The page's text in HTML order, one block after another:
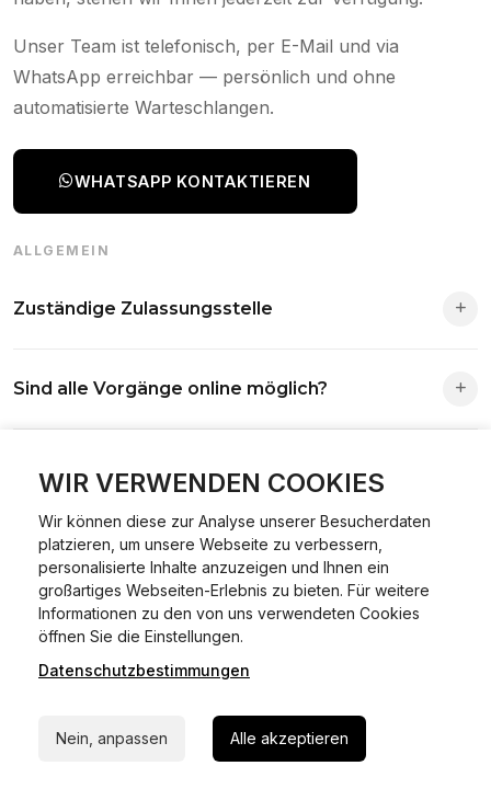
WIR VERWENDEN COOKIES
Wir können diese zur Analyse unserer Besucherdaten
platzieren, um unsere Webseite zu verbessern,
personalisierte Inhalte anzuzeigen und Ihnen ein
großartiges Webseiten-Erlebnis zu bieten. Für weitere
Informationen zu den von uns verwendeten Cookies
öffnen Sie die Einstellungen.
Datenschutzbestimmungen
Nein, anpassen Alle akzeptieren
Unser Team ist telefonisch, per E-Mail und via
WhatsApp erreichbar — persönlich und ohne
automatisierte Warteschlangen.
WHATSAPP KONTAKTIEREN
ALLGEMEIN
Zuständige Zulassungsstelle
Antrag wird automatisch an die richtige Stelle weitergeleitet.
Sind alle Vorgänge online möglich?
Abmeldungen für Fahrzeuge mit Erstzulassung vor dem
Was ist Online Kfz-Zulassung?
Ein Internetverfahren, mit dem du Fahrzeuge anmelden,
ummelden oder abmelden kannst – inklusive Dateneingabe,
Dokumentprüfung und Bezahlung.
Welche Vorteile gibt es?
Zeitersparnis, flexible Durchführung, kein Besuch der
Behörde notwendig.
Welche Unterlagen werden benötigt?
Fahrzeugbrief, Fahrzeugschein, Ausweis oder Reisepass,
Versicherungsnachweis, falls erforderlich TÜV-Bericht.
Die Prozesse laufen über gesicherte Verbindungen mit